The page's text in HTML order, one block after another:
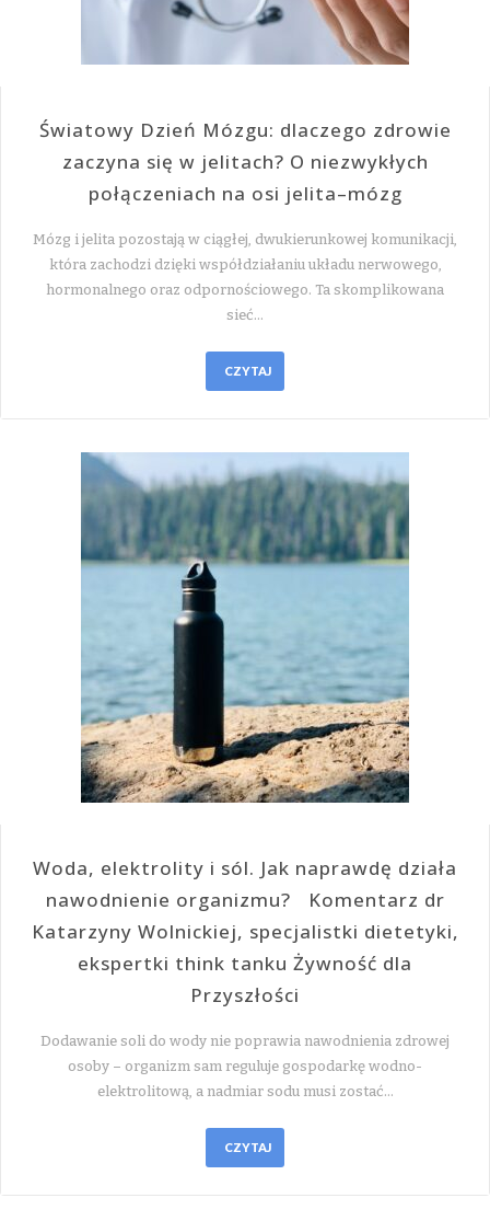
Światowy Dzień Mózgu: dlaczego zdrowie
zaczyna się w jelitach? O niezwykłych
połączeniach na osi jelita–mózg
Mózg i jelita pozostają w ciągłej, dwukierunkowej komunikacji,
która zachodzi dzięki współdziałaniu układu nerwowego,
hormonalnego oraz odpornościowego. Ta skomplikowana
sieć…
CZYTAJ
Woda, elektrolity i sól. Jak naprawdę działa
nawodnienie organizmu? Komentarz dr
Katarzyny Wolnickiej, specjalistki dietetyki,
ekspertki think tanku Żywność dla
Przyszłości
Dodawanie soli do wody nie poprawia nawodnienia zdrowej
osoby – organizm sam reguluje gospodarkę wodno-
elektrolitową, a nadmiar sodu musi zostać…
CZYTAJ